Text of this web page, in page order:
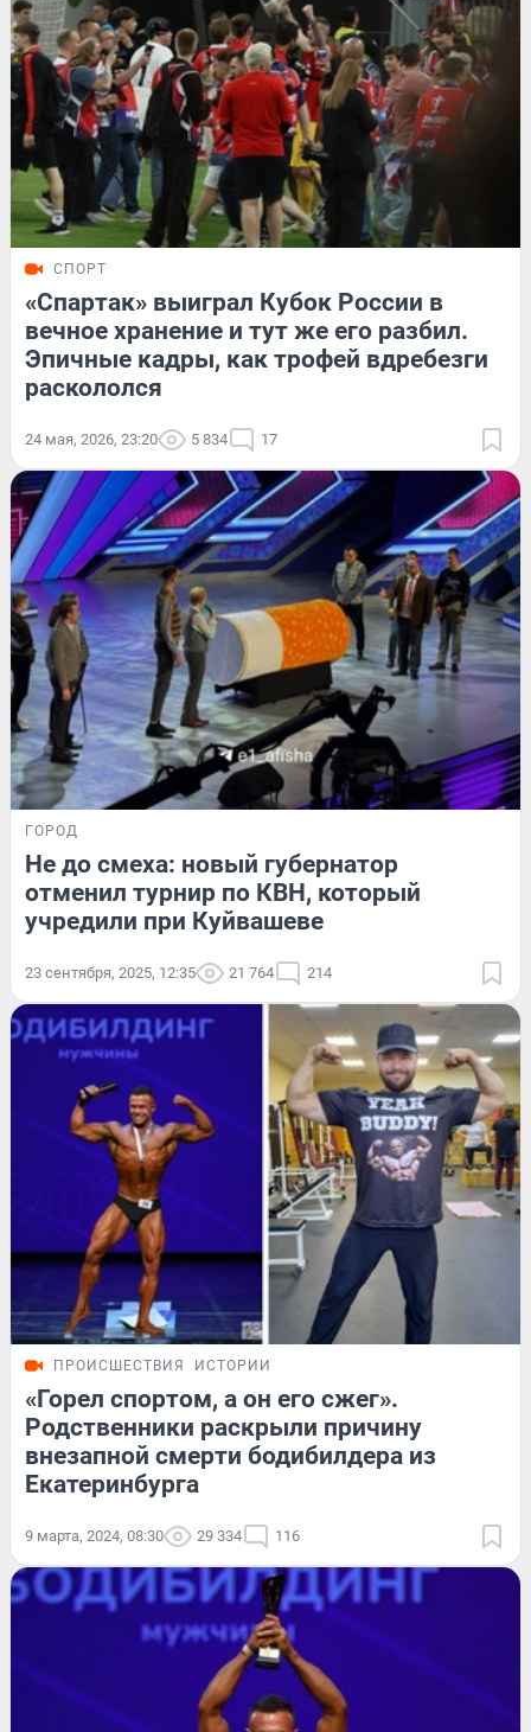
СПОРТ
«Спартак» выиграл Кубок России в
вечное хранение и тут же его разбил.
Эпичные кадры, как трофей вдребезги
раскололся
24 мая, 2026, 23:20 5 834 17
ГОРОД
Не до смеха: новый губернатор
отменил турнир по КВН, который
учредили при Куйвашеве
23 сентября, 2025, 12:35 21 764 214
ПРОИСШЕСТВИЯ ИСТОРИИ
«Горел спортом, а он его сжег».
Родственники раскрыли причину
внезапной смерти бодибилдера из
Екатеринбурга
9 марта, 2024, 08:30 29 334 116